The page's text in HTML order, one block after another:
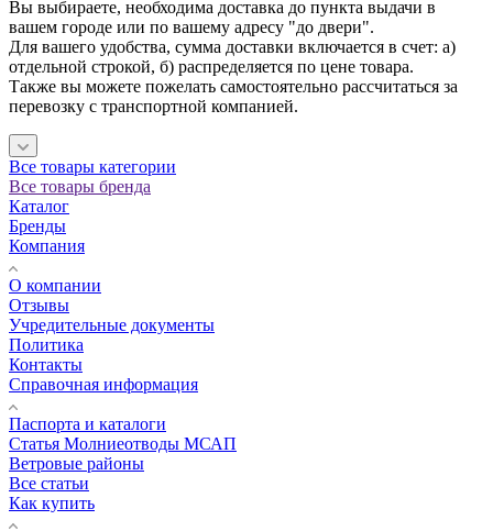
Вы выбираете, необходима доставка до пункта выдачи в
вашем городе или по вашему адресу "до двери".
Для вашего удобства, сумма доставки включается в счет: а)
отдельной строкой, б) распределяется по цене товара.
Также вы можете пожелать самостоятельно рассчитаться за
перевозку с транспортной компанией.
Все товары категории
Все товары бренда
Каталог
Бренды
Компания
О компании
Отзывы
Учредительные документы
Политика
Контакты
Справочная информация
Паспорта и каталоги
Статья Молниеотводы МСАП
Ветровые районы
Все статьи
Как купить